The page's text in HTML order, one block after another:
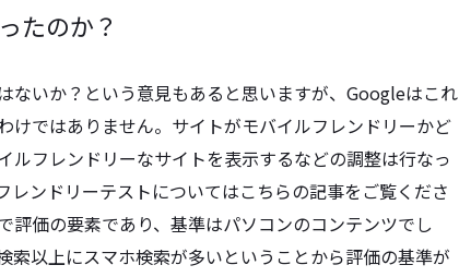
たのか？
ないか？という意見もあると思いますが、Googleはこれ
けではありません。サイトがモバイルフレンドリーかど
フレンドリーなサイトを表示するなどの調整は行なっ
ンドリーテストについてはこちらの記事をご覧くださ
価の要素であり、基準はパソコンのコンテンツでし
以上にスマホ検索が多いということから評価の基準が